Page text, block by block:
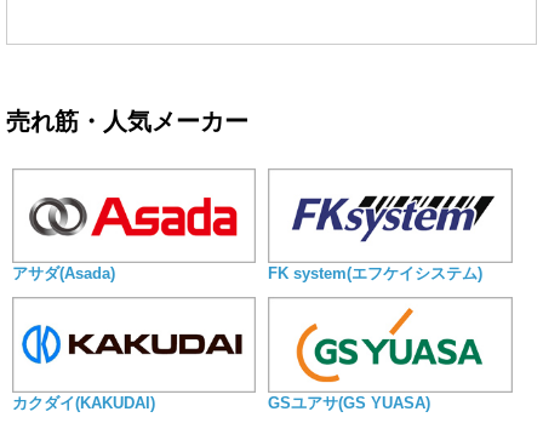
売れ筋・人気メーカー
アサダ(Asada) FK system(エフケイシステム)
カクダイ(KAKUDAI) GSユアサ(GS YUASA)